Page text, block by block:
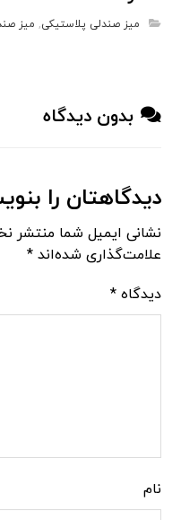
میز صندلی پلاستیکی, میز
بدون دیدگاه
دیدگاهتان را
نشانی ایمیل شما منتشر
علامت‌گذاری شده‌اند*
دیدگاه*
نام